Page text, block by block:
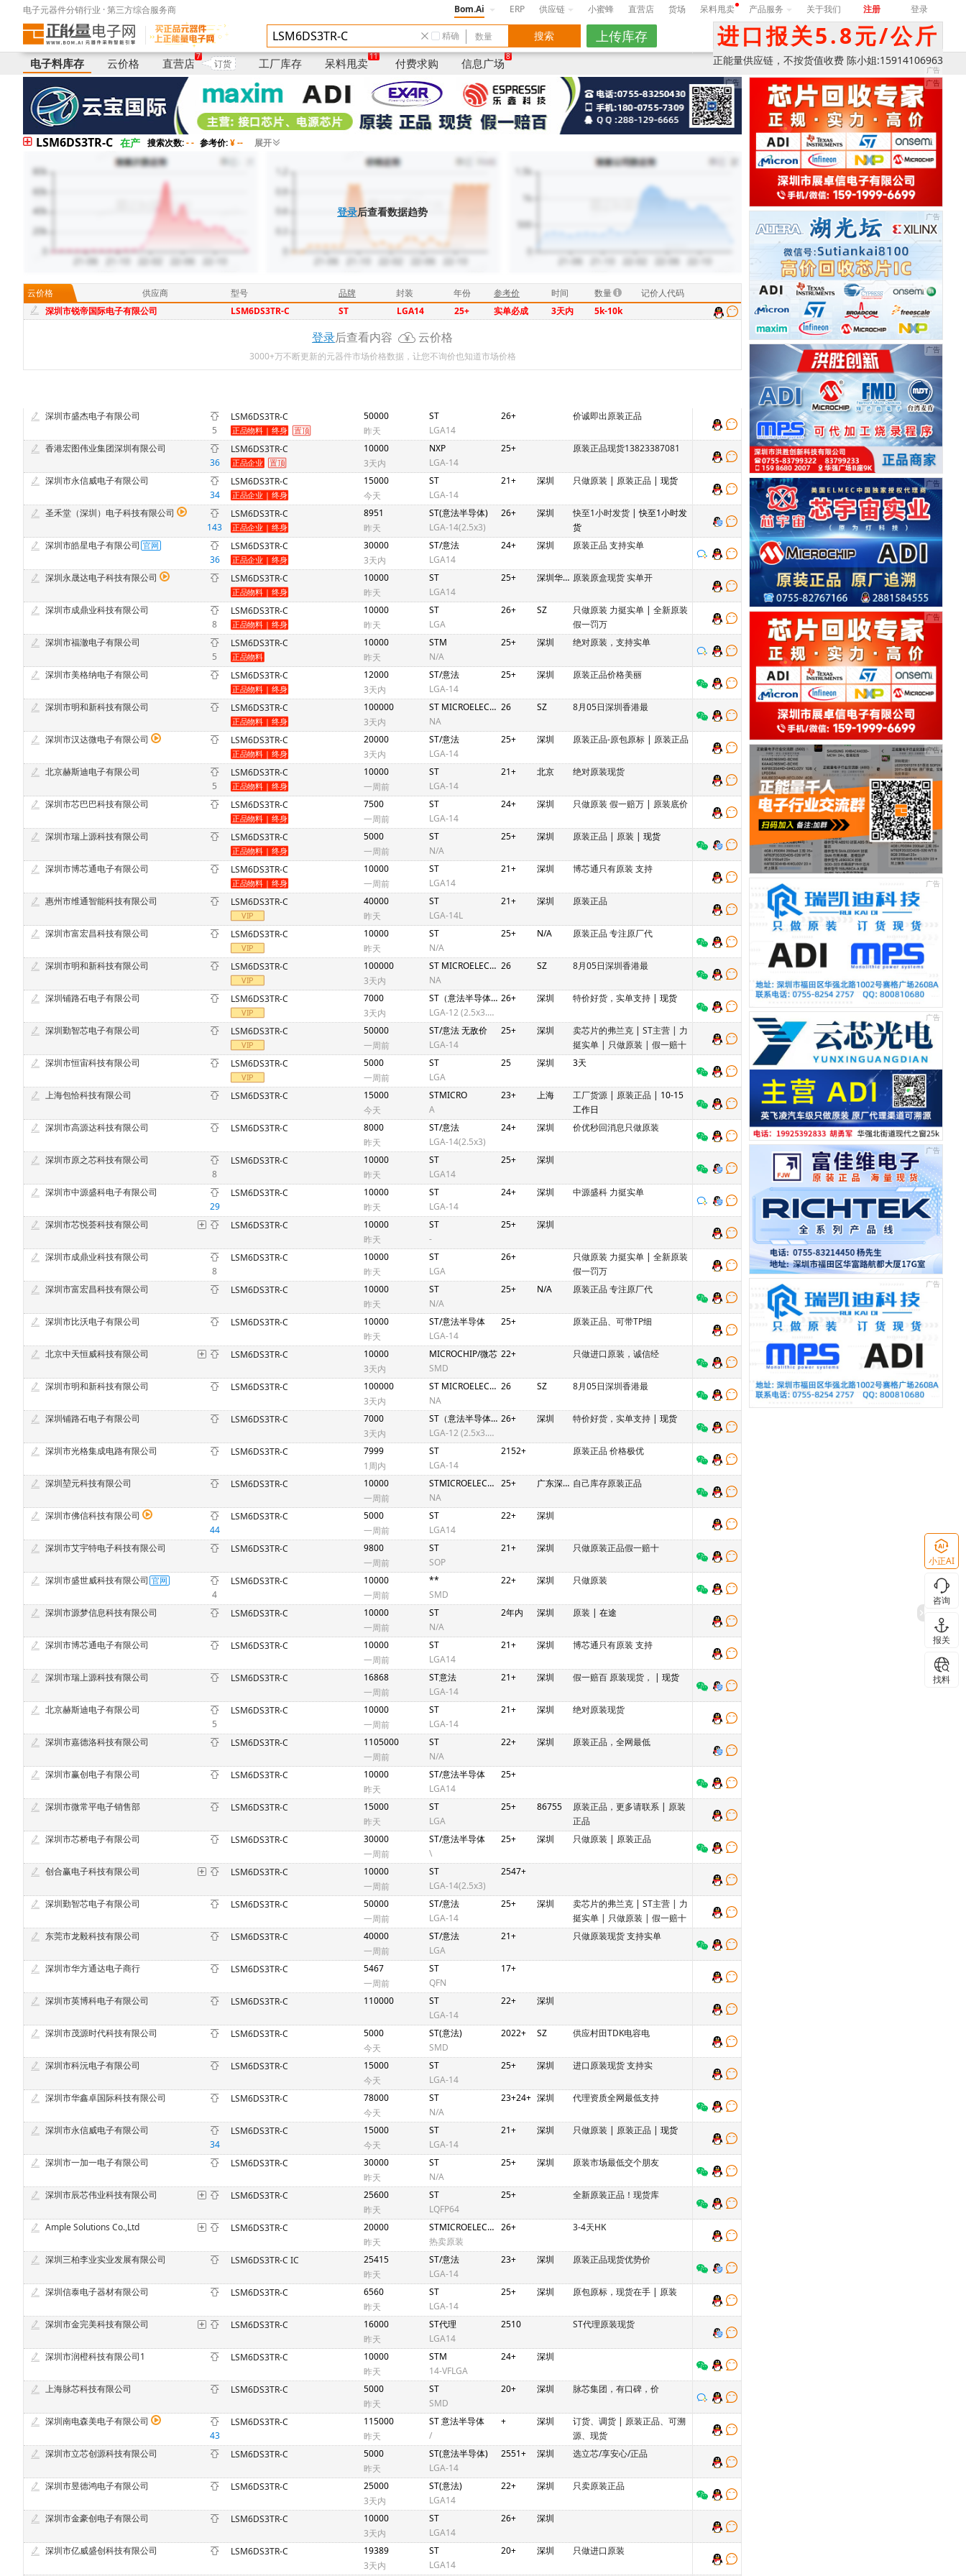
电子元器件分销行业 · 第三方综合服务商 Bom.Ai ERP 供应链 小蜜蜂 直营店 货场 呆料甩卖 产品服务 关于我们 注册 登录
精确 进口报关5.8元/公斤
正能量供应链，不按货值收费 陈小姐:15914106963
电子料库存 云价格 直营店
7
订货 工厂库存 呆料甩卖
11
付费求购 信息广场
8
LSM6DS3TR-C 在产 搜索次数:- - 参考价:¥ -- 展开
登录后查看数据趋势
云价格 供应商 型号 品牌 封装 年份 参考价 时间 数量
记价人代码
深圳市锐帝国际电子有限公司
LSM6DS3TR-C ST LGA14 25+ 实单必成 3天内 5k-10k
登录后查看内容 云价格
3000+万不断更新的元器件市场价格数据，让您不询价也知道市场价格
电子料库存 供应商 品牌 /封装 仓库 卖家说明/品质/货期 询价
深圳市盛杰电子有限公司
5
LSM6DS3TR-C
50000
昨天
ST
LGA14
26+ 价诚即出原装正品
香港宏图伟业集团深圳有限公司
36
LSM6DS3TR-C
10000
3天内
NXP
LGA-14
25+ 原装正品现货13823387081
深圳市永信威电子有限公司
34
LSM6DS3TR-C
15000
今天
ST
LGA-14
21+ 深圳 只做原装 | 原装正品 | 现货
圣禾堂（深圳）电子科技有限公司
143
LSM6DS3TR-C
8951
昨天
ST(意法半导体)
LGA-14(2.5x3)
26+ 深圳 快至1小时发货 | 快至1小时发
货
深圳市皓星电子有限公司
36
LSM6DS3TR-C
30000
3天内
ST/意法
LGA14
24+ 深圳 原装正品 支持实单
深圳永晟达电子科技有限公司 LSM6DS3TR-C
10000
昨天
ST
LGA14
25+ 深圳华强北 原装原盒现货 实单开
深圳市成鼎业科技有限公司
8
LSM6DS3TR-C
10000
昨天
ST
LGA
26+ SZ 只做原装 力挺实单 | 全新原装
假一罚万
深圳市福澈电子有限公司
5
LSM6DS3TR-C
10000
昨天
STM
N/A
25+ 深圳 绝对原装，支持实单
深圳市美格纳电子有限公司 LSM6DS3TR-C
12000
3天内
ST/意法
LGA-14
25+ 深圳 原装正品价格美丽
深圳市明和新科技有限公司 LSM6DS3TR-C
100000
3天内
ST MICROELECTRONICS
NA
26 SZ 8月05日深圳香港最
深圳市汉达微电子有限公司 LSM6DS3TR-C
20000
3天内
ST/意法
LGA-14
25+ 深圳 原装正品-原包原标 | 原装正品
北京赫斯迪电子有限公司
5
LSM6DS3TR-C
10000
一周前
ST
LGA-14
21+ 北京 绝对原装现货
深圳市芯巴巴科技有限公司 LSM6DS3TR-C
7500
一周前
ST
LGA-14
24+ 深圳 只做原装 假一赔万 | 原装底价
深圳市瑞上源科技有限公司 LSM6DS3TR-C
5000
一周前
ST
N/A
25+ 深圳 原装正品 | 原装 | 现货
深圳市博芯通电子有限公司 LSM6DS3TR-C
10000
一周前
ST
LGA14
21+ 深圳 博芯通只有原装 支持
惠州市维通智能科技有限公司 LSM6DS3TR-C
40000
昨天
ST
LGA-14L
21+ 深圳 原装正品
深圳市富宏昌科技有限公司 LSM6DS3TR-C
10000
昨天
ST
N/A
25+ N/A 原装正品 专注原厂代
深圳市明和新科技有限公司 LSM6DS3TR-C
100000
3天内
ST MICROELECTRONICS
NA
26 SZ 8月05日深圳香港最
深圳铺路石电子有限公司 LSM6DS3TR-C
7000
3天内
ST（意法半导体）
LGA-12 (2.5x3.0x0.83mm)
26+ 深圳 特价好货，实单支持 | 现货
深圳勤智芯电子有限公司 LSM6DS3TR-C
50000
一周前
ST/意法 无敌价
LGA-14
25+ 深圳 卖芯片的弗兰克 | ST主营 | 力
挺实单 | 只做原装 | 假一赔十
深圳市恒宙科技有限公司
LSM6DS3TR-C
5000
一周前
ST
LGA
25 深圳 3天
上海包恰科技有限公司 LSM6DS3TR-C
15000
今天
STMICRO
A
23+ 上海 工厂货源 | 原装正品 | 10-15
工作日
深圳市高源达科技有限公司
LSM6DS3TR-C
8000
昨天
ST/意法
LGA-14(2.5x3)
24+ 深圳 价优秒回消息只做原装
深圳市原之芯科技有限公司
8
LSM6DS3TR-C
10000
昨天
ST
LGA14
25+ 深圳
深圳市中源盛科电子有限公司
29
LSM6DS3TR-C
10000
昨天
ST
LGA-14
24+ 深圳 中源盛科 力挺实单
深圳市芯悦荟科技有限公司 LSM6DS3TR-C
10000
昨天
ST
-
25+ 深圳
深圳市成鼎业科技有限公司
8
LSM6DS3TR-C
10000
昨天
ST
LGA
26+ 只做原装 力挺实单 | 全新原装
假一罚万
深圳市富宏昌科技有限公司
LSM6DS3TR-C
10000
昨天
ST
N/A
25+ N/A 原装正品 专注原厂代
深圳市比沃电子有限公司 LSM6DS3TR-C
10000
昨天
ST/意法半导体
LGA-14
25+ 原装正品、可带TP细
北京中天恒威科技有限公司 LSM6DS3TR-C
10000
3天内
MICROCHIP/微芯
SMD
22+ 只做进口原装，诚信经
深圳市明和新科技有限公司 LSM6DS3TR-C
100000
3天内
ST MICROELECTRONICS
NA
26 SZ 8月05日深圳香港最
深圳铺路石电子有限公司 LSM6DS3TR-C
7000
3天内
ST（意法半导体）
LGA-12 (2.5x3.0x0.83mm)
26+ 深圳 特价好货，实单支持 | 现货
深圳市光格集成电路有限公司 LSM6DS3TR-C
7999
1周内
ST
LGA-14
2152+ 原装正品 价格极优
深圳堃元科技有限公司 LSM6DS3TR-C
10000
一周前
STMICROELECTRONICS
NA
25+ 广东深圳 自己库存原装正品
深圳市佛信科技有限公司
44
LSM6DS3TR-C
5000
一周前
ST
LGA14
22+ 深圳
深圳市艾宇特电子科技有限公司 LSM6DS3TR-C
9800
一周前
ST
SOP
21+ 深圳 只做原装正品假一赔十
深圳市盛世威科技有限公司
4
LSM6DS3TR-C
10000
一周前
**
SMD
22+ 深圳 只做原装
深圳市源梦信息科技有限公司 LSM6DS3TR-C
10000
一周前
ST
N/A
2年内 深圳 原装 | 在途
深圳市博芯通电子有限公司 LSM6DS3TR-C
10000
一周前
ST
LGA14
21+ 深圳 博芯通只有原装 支持
深圳市瑞上源科技有限公司 LSM6DS3TR-C
16868
一周前
ST意法
LGA-14
21+ 深圳 假一赔百 原装现货， | 现货
北京赫斯迪电子有限公司
5
LSM6DS3TR-C
10000
一周前
ST
LGA-14
21+ 深圳 绝对原装现货
深圳市嘉德洛科技有限公司 LSM6DS3TR-C
1105000
一周前
ST
N/A
22+ 深圳 原装正品，全网最低
深圳市赢创电子有限公司 LSM6DS3TR-C
10000
昨天
ST/意法半导体
LGA14
25+
深圳市微常平电子销售部 LSM6DS3TR-C
15000
昨天
ST
LGA
25+ 86755 原装正品，更多请联系 | 原装
正品
深圳市芯桥电子有限公司
LSM6DS3TR-C
30000
一周前
ST/意法半导体
\
25+ 深圳 只做原装 | 原装正品
创合赢电子科技有限公司 LSM6DS3TR-C
10000
一周前
ST
LGA-14(2.5x3)
2547+
深圳勤智芯电子有限公司 LSM6DS3TR-C
50000
一周前
ST/意法
LGA-14
25+ 深圳 卖芯片的弗兰克 | ST主营 | 力
挺实单 | 只做原装 | 假一赔十
东莞市龙毅科技有限公司
LSM6DS3TR-C
40000
一周前
ST/意法
LGA
21+ 只做原装现货 支持实单
深圳市华方通达电子商行 LSM6DS3TR-C
5467
一周前
ST
QFN
17+
深圳市英博科电子有限公司 LSM6DS3TR-C 110000
ST
LGA-14
22+ 深圳
深圳市茂源时代科技有限公司 LSM6DS3TR-C
5000
今天
ST(意法)
SMD
2022+ SZ 供应村田TDK电容电
深圳市科沅电子有限公司 LSM6DS3TR-C
15000
今天
ST
LGA-14
25+ 深圳 进口原装现货 支持实
深圳市华鑫卓国际科技有限公司 LSM6DS3TR-C
78000
今天
ST
N/A
23+24+ 深圳 代理资质全网最低支持
深圳市永信威电子有限公司
34
LSM6DS3TR-C
15000
今天
ST
LGA-14
21+ 深圳 只做原装 | 原装正品 | 现货
深圳市一加一电子有限公司 LSM6DS3TR-C
30000
昨天
ST
N/A
25+ 深圳 原装市场最低交个朋友
深圳市辰芯伟业科技有限公司 LSM6DS3TR-C
25600
昨天
ST
LQFP64
25+ 全新原装正品！现货库
Ample Solutions Co.,Ltd LSM6DS3TR-C
20000
昨天
STMICROELECTRONICS
热卖原装
26+ 3-4天HK
深圳三柏李业实业发展有限公司 LSM6DS3TR-C IC
25415
昨天
ST/意法
LGA-14
23+ 深圳 原装正品现货优势价
深圳信泰电子器材有限公司 LSM6DS3TR-C
6560
昨天
ST
LGA-14
25+ 深圳 原包原标，现货在手 | 原装
深圳市金完美科技有限公司 LSM6DS3TR-C
16000
昨天
ST代理
LGA14
2510 ST代理原装现货
深圳市润橙科技有限公司1 LSM6DS3TR-C
10000
昨天
STM
14-VFLGA
24+ 深圳
上海脉芯科技有限公司 LSM6DS3TR-C
5000
昨天
ST
SMD
20+ 深圳 脉芯集团，有口碑，价
深圳南电森美电子有限公司
43
LSM6DS3TR-C
115000
昨天
ST 意法半导体
/
+ 深圳 订货、调货 | 原装正品、可溯
源、现货
深圳市立芯创源科技有限公司
LSM6DS3TR-C
5000
昨天
ST(意法半导体)
LGA-14
2551+ 深圳 选立芯/享安心/正品
深圳市昱德鸿电子有限公司 LSM6DS3TR-C
25000
3天内
ST(意法)
LGA14
22+ 深圳 只卖原装正品
深圳市金豪创电子有限公司 LSM6DS3TR-C
10000
3天内
ST
LGA14
26+ 深圳
深圳市亿威盛创科技有限公司 LSM6DS3TR-C
19389
3天内
ST
LGA14
20+ 深圳 只做进口原装
小正AI
咨询
报关
找料